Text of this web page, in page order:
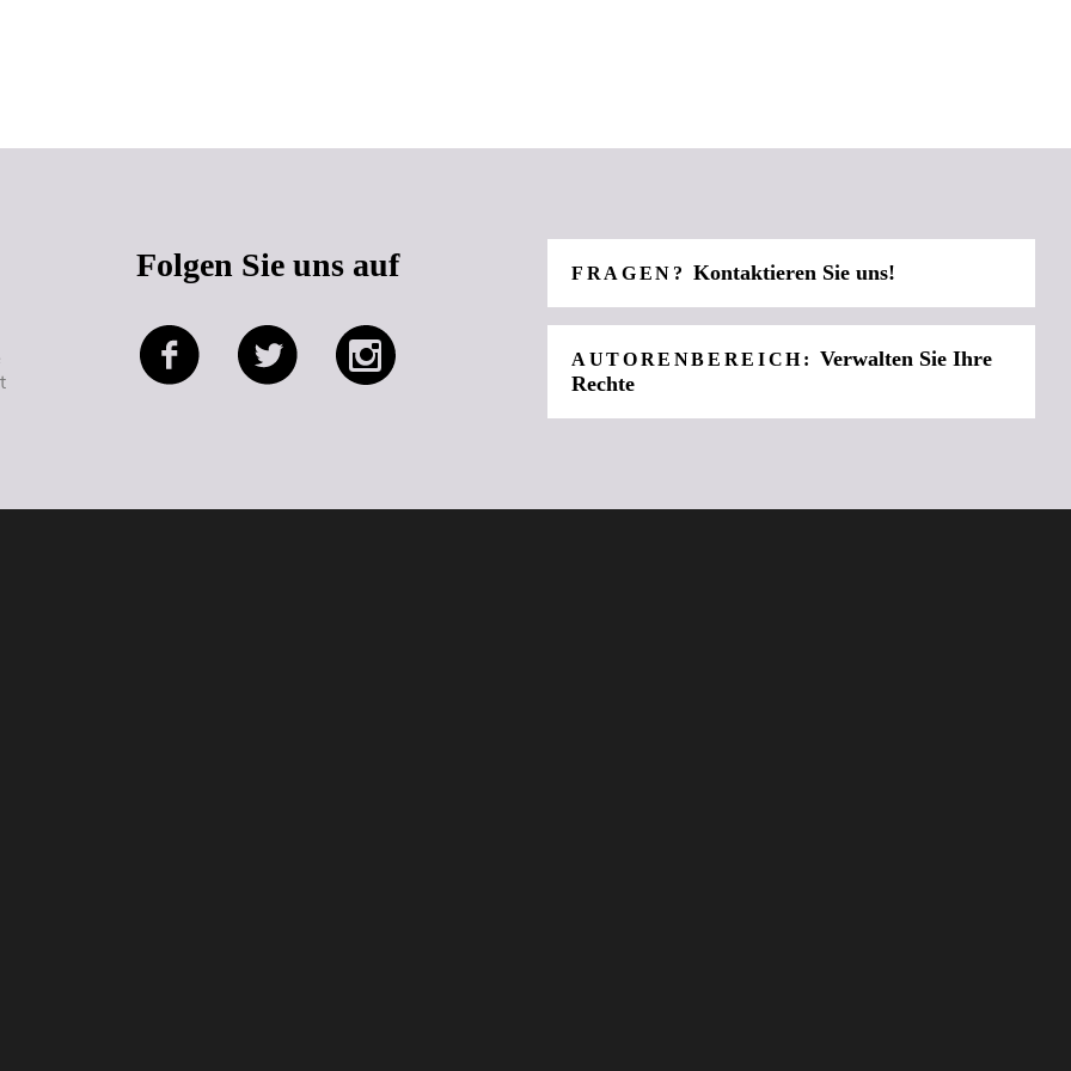
Folgen Sie uns auf FRAGEN?Kontaktieren Sie uns!
AUTORENBEREICH:Verwalten Sie Ihre
Rechte